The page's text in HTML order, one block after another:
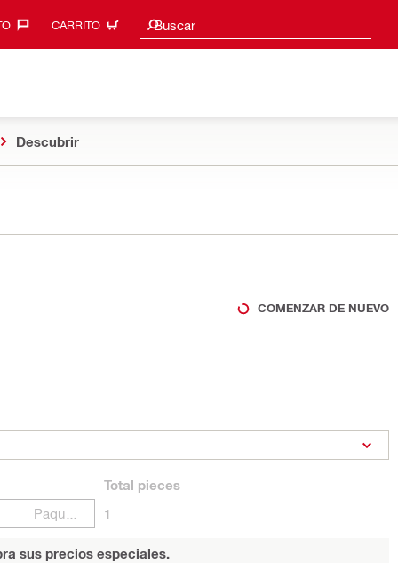
CARRITO Buscar
Sugerencias de búsqueda
Descubrir
COMENZAR DE NUEVO
Paquetes
Total pieces
1
sus precios especiales.